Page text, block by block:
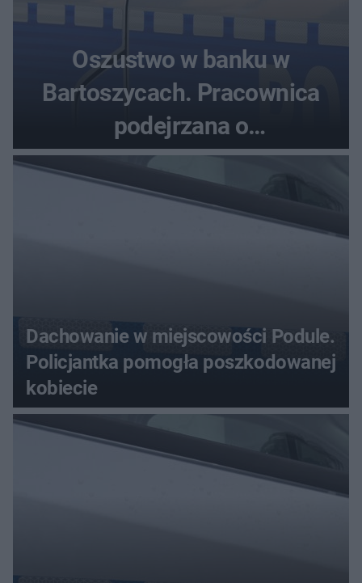
Oszustwo w banku w
Bartoszycach. Pracownica
podejrzana o
przywłaszczenie 470 000 zł
Dachowanie w miejscowości Podule.
Policjantka pomogła poszkodowanej
kobiecie